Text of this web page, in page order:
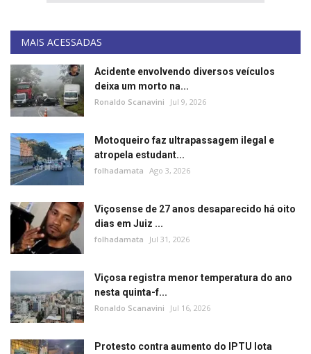
MAIS ACESSADAS
Acidente envolvendo diversos veículos
deixa um morto na...
Ronaldo Scanavini Jul 9, 2026
Motoqueiro faz ultrapassagem ilegal e
atropela estudant...
folhadamata Ago 3, 2026
Viçosense de 27 anos desaparecido há oito
dias em Juiz ...
folhadamata Jul 31, 2026
Viçosa registra menor temperatura do ano
nesta quinta-f...
Ronaldo Scanavini Jul 16, 2026
Protesto contra aumento do IPTU lota